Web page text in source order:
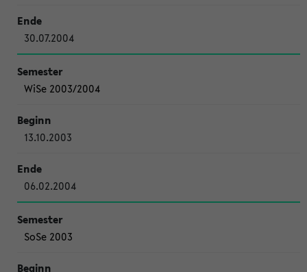
30.07.2004
WiSe 2003/2004
13.10.2003
06.02.2004
SoSe 2003